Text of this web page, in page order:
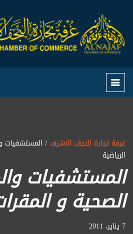
غرفة تجارة النجف الاشرف / المستشفيات
الرياضية
المستشفيات
الصحية و
7 يناير، 2011